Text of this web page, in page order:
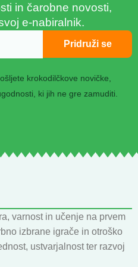
in čarobne novosti,
e-nabiralnik.
krokodilčkove novičke,
ki jih ne gre zamuditi.
Pridruži se
varnost in učenje na prvem
izbrane igrače in otroško
ustvarjalnost ter razvoj